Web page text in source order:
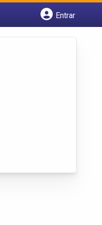
Entrar